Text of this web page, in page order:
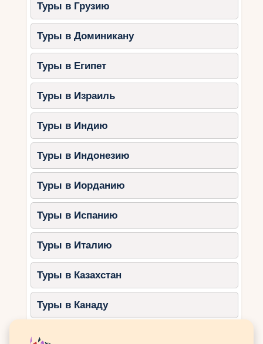
Что делать:
Наслаждаться прогулками по
Совершить поездку в Несебр, чтобы
познакомиться с историей региона.
Попробовать местные вина и блюда
из свежих морепродуктов.
3. Золотые Пески
Золотые Пески славятся своими зелёными
парками и широкими пляжами.
Особенности:
Комфортная погода для прогулок и
отдыха на пляже.
Национальный парк «Золотые Пески»
с потрясающими видами.
Уютные семейные отели.
Что делать:
Прогуляться по национальному парку.
Туры в Грузию
Туры в Доминикану
Туры в Египет
Туры в Израиль
Туры в Индию
Туры в Индонезию
Туры в Иорданию
Туры в Испанию
Туры в Италию
Туры в Казахстан
Туры в Канаду
Туры в Катар